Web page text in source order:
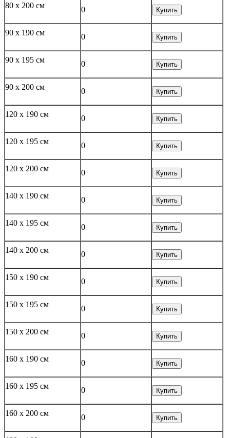
80 x 200 см 0 Купить
90 x 190 см 0 Купить
90 x 195 см 0 Купить
90 x 200 см 0 Купить
120 x 190 см 0 Купить
120 x 195 см 0 Купить
120 x 200 см 0 Купить
140 x 190 см 0 Купить
140 x 195 см 0 Купить
140 x 200 см 0 Купить
150 x 190 см 0 Купить
150 x 195 см 0 Купить
150 x 200 см 0 Купить
160 x 190 см 0 Купить
160 x 195 см 0 Купить
160 x 200 см 0 Купить